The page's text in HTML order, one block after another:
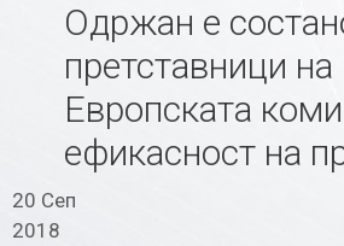
Одржан е
претставници на
Европската
ефикасност на
20 Сеп
2018